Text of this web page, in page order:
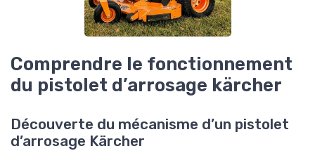
Comprendre le fonctionnement
du pistolet d’arrosage kärcher
Découverte du mécanisme d’un pistolet
d’arrosage Kärcher